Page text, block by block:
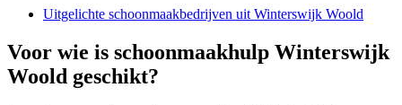
Uitgelichte schoonmaakbedrijven uit Winterswijk Woold
Voor wie is schoonmaakhulp Winterswijk
Woold geschikt?